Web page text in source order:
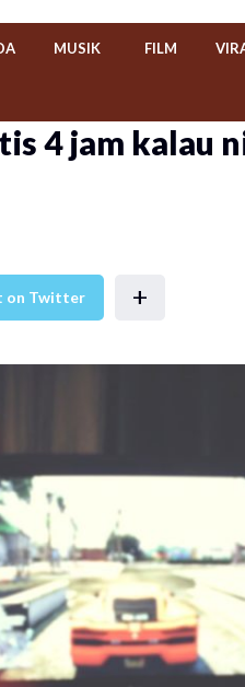
MUSIK FILM
4 jam kalau
on Twitter +